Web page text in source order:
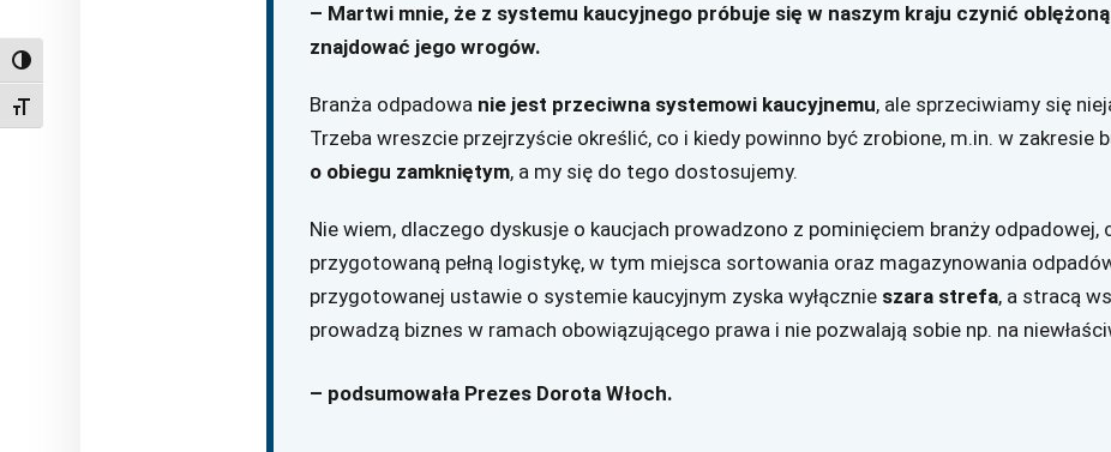
Toggle High Contrast
Toggle Font size
– Martwi mnie, że z systemu kaucyjnego próbuje się w naszym kraju czynić
znajdować jego wrogów.
Branża odpadowa nie jest przeciwna systemowi kaucyjnemu, ale sprzeciwiamy się
Trzeba wreszcie przejrzyście określić, co i kiedy powinno być zrobione, m.in. w zakresie
o obiegu zamkniętym, a my się do tego dostosujemy.
Nie wiem, dlaczego dyskusje o kaucjach prowadzono z pominięciem branży odpadowej,
przygotowaną pełną logistykę, w tym miejsca sortowania oraz magazynowania
przygotowanej ustawie o systemie kaucyjnym zyska wyłącznie szara strefa, a stracą
prowadzą biznes w ramach obowiązującego prawa i nie pozwalają sobie np. na
– podsumowała Prezes Dorota Włoch.